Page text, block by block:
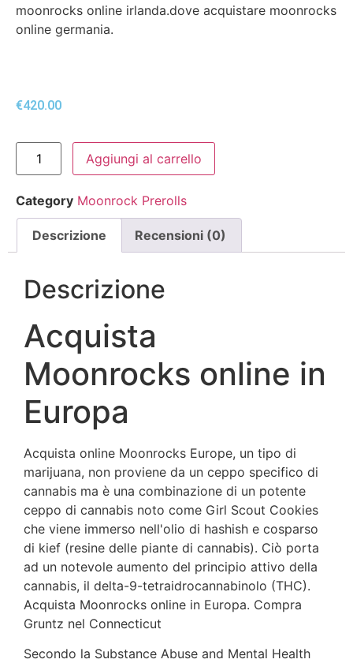
moonrocks online irlanda.dove acquistare moonrocks
online germania.
€420.00
Aggiungi al carrello
Category Moonrock Prerolls
Descrizione Recensioni (0)
Descrizione
Acquista
Moonrocks online in
Europa
Acquista online Moonrocks Europe, un tipo di
marijuana, non proviene da un ceppo specifico di
cannabis ma è una combinazione di un potente
ceppo di cannabis noto come Girl Scout Cookies
che viene immerso nell'olio di hashish e cosparso
di kief (resine delle piante di cannabis). Ciò porta
ad un notevole aumento del principio attivo della
cannabis, il delta-9-tetraidrocannabinolo (THC).
Acquista Moonrocks online in Europa. Compra
Gruntz nel Connecticut
Secondo la Substance Abuse and Mental Health